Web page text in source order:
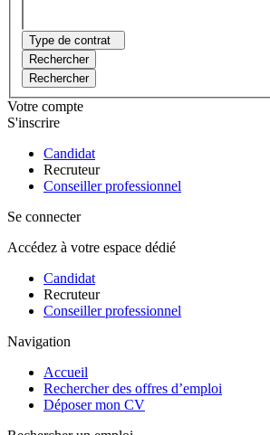
Type de contrat
Rechercher
Rechercher
Votre compte
S'inscrire
Candidat
Recruteur
Conseiller professionnel
Se connecter
Accédez à votre espace dédié
Candidat
Recruteur
Conseiller professionnel
Navigation
Accueil
Rechercher des offres d’emploi
Déposer mon CV